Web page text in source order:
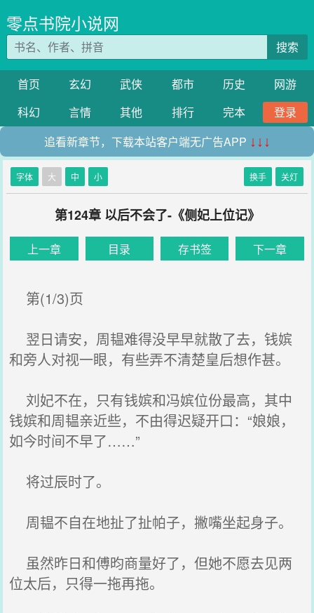
零点书院小说网
搜索
首页 玄幻 武侠 都市 历史
网游
科幻
言情 其他 排行 完本
登录
追看新章节，下载本站客户端无广告APP ↓↓↓
字体 大 中 小 换手 关灯
第124章 以后不会了-《侧妃上位记》
上一章 目录 存书签 下一章
第(1/3)页
翌日请安，周韫难得没早早就散了去，钱嫔
和旁人对视一眼，有些弄不清楚皇后想作甚。
刘妃不在，只有钱嫔和冯嫔位份最高，其中
钱嫔和周韫亲近些，不由得迟疑开口：“娘娘，
如今时间不早了……”
将过辰时了。
周韫不自在地扯了扯帕子，撇嘴坐起身子。
虽然昨日和傅昀商量好了，但她不愿去见两
位太后，只得一拖再拖。